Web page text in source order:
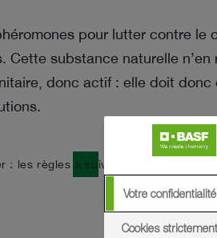
pour lutter contre le
Cette substance naturelle n’en
donc actif : elle doit donc
: les règles à suivre sur les chantiers
Votre confidentialité
Cookies